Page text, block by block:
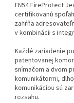
EN54 FireProtect
certifikovanú
zahŕňa
v kombinácii s
Každé zariadenie
patentovanej
snímačom a dvom
komunikátormi,
komunikáciou sú
rozsahu.